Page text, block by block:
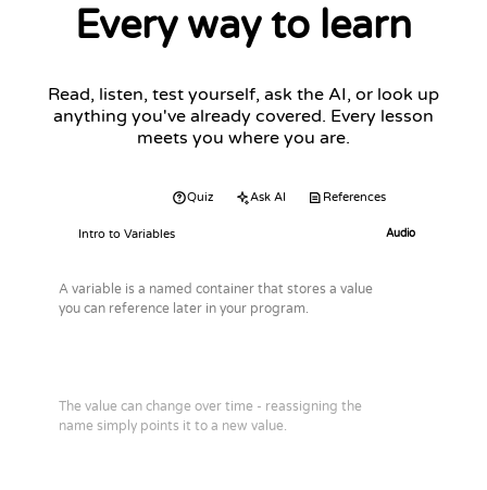
Every way to learn
Read, listen, test yourself, ask the AI, or look up
anything you've already covered. Every lesson
meets you where you are.
Quiz Ask AI References
Intro to Variables Audio
A variable is a named container that stores a value
you can reference later in your program.
The value can change over time - reassigning the
name simply points it to a new value.